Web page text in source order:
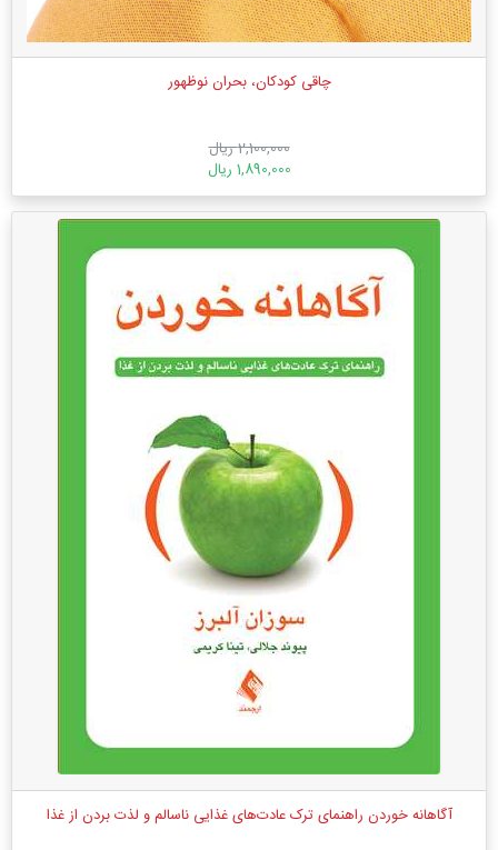
چاقی کودکان، بحران نوظهور
2,100,000 ریال
1,890,000 ریال
آگاهانه خوردن راهنمای ترک عادت‌های غذایی ناسالم و لذت بردن از غذا